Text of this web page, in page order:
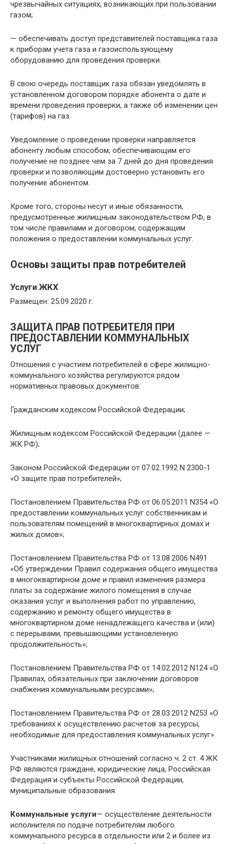
чрезвычайных ситуациях, возникающих при пользовании
газом;
— обеспечивать доступ представителей поставщика газа
к приборам учета газа и газоиспользующему
оборудованию для проведения проверки.
В свою очередь поставщик газа обязан уведомлять в
установленном договором порядке абонента о дате и
времени проведения проверки, а также об изменении цен
(тарифов) на газ.
Уведомление о проведении проверки направляется
абоненту любым способом, обеспечивающим его
получение не позднее чем за 7 дней до дня проведения
проверки и позволяющим достоверно установить его
получение абонентом.
Кроме того, стороны несут и иные обязанности,
предусмотренные жилищным законодательством РФ, в
том числе правилами и договором, содержащим
положения о предоставлении коммунальных услуг.
Основы защиты прав потребителей
Услуги ЖКХ
Размещен: 25.09.2020 г.
ЗАЩИТА ПРАВ ПОТРЕБИТЕЛЯ ПРИ
ПРЕДОСТАВЛЕНИИ КОММУНАЛЬНЫХ
УСЛУГ
Отношения с участием потребителей в сфере жилищно-
коммунального хозяйства регулируются рядом
нормативных правовых документов:
Гражданским кодексом Российской Федерации;
Жилищным кодексом Российской Федерации (далее —
ЖК РФ);
Законом Российской Федерации от 07.02.1992 N 2300-1
«О защите прав потребителей»;
Постановлением Правительства РФ от 06.05.2011 N354 «О
предоставлении коммунальных услуг собственникам и
пользователям помещений в многоквартирных домах и
жилых домов»;
Постановлением Правительства РФ от 13.08.2006 N491
«Об утверждении Правил содержания общего имущества
в многоквартирном доме и правил изменения размера
платы за содержание жилого помещения в случае
оказания услуг и выполнения работ по управлению,
содержанию и ремонту общего имущества в
многоквартирном доме ненадлежащего качества и (или)
с перерывами, превышающими установленную
продолжительность»;
Постановлением Правительства РФ от 14.02.2012 N124 «О
Правилах, обязательных при заключении договоров
снабжения коммунальными ресурсами»;
Постановлением Правительства РФ от 28.03.2012 N253 «О
требованиях к осуществлению расчетов за ресурсы,
необходимые для предоставления коммунальных услуг».
Участниками жилищных отношений согласно ч. 2 ст. 4 ЖК
РФ являются граждане, юридические лица, Российская
Федерация и субъекты Российской Федерации,
муниципальные образования.
Коммунальные услуги— осуществление деятельности
исполнителя по подаче потребителям любого
коммунального ресурса в отдельности или 2 и более из